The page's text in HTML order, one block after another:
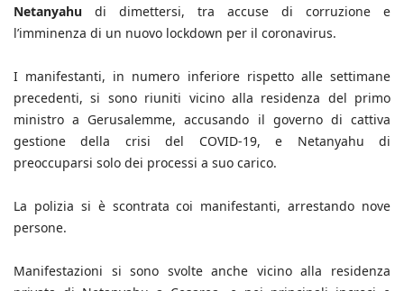
Netanyahu di dimettersi, tra accuse di corruzione e
l’imminenza di un nuovo lockdown per il coronavirus.
I manifestanti, in numero inferiore rispetto alle settimane
precedenti, si sono riuniti vicino alla residenza del primo
ministro a Gerusalemme, accusando il governo di cattiva
gestione della crisi del COVID-19, e Netanyahu di
preoccuparsi solo dei processi a suo carico.
La polizia si è scontrata coi manifestanti, arrestando nove
persone.
Manifestazioni si sono svolte anche vicino alla residenza